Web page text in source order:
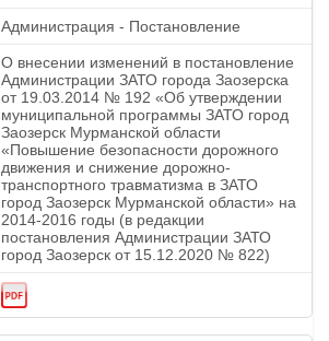
Администрация - Постановление
О внесении изменений в постановление
Администрации ЗАТО города Заозерска
от 19.03.2014 № 192 «Об утверждении
муниципальной программы ЗАТО город
Заозерск Мурманской области
«Повышение безопасности дорожного
движения и снижение дорожно-
транспортного травматизма в ЗАТО
город Заозерск Мурманской области» на
2014-2016 годы (в редакции
постановления Администрации ЗАТО
город Заозерск от 15.12.2020 № 822)